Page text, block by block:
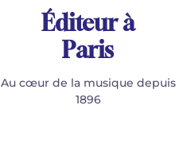
Éditeur à
Paris
Au cœur de la musique depuis
1896